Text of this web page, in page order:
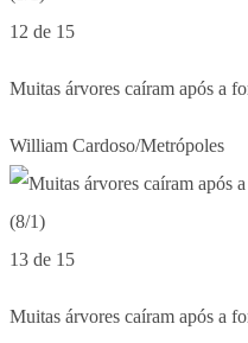
12 de 15
Muitas árvores caíram após a
William Cardoso/Metrópoles
13 de 15
Muitas árvores caíram após a